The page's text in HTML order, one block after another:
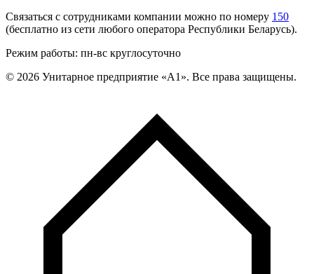
Связаться с сотрудниками компании можно по номеру 150
(бесплатно из сети любого оператора Республики Беларусь).
Режим работы: пн-вс круглосуточно
© 2026 Унитарное предприятие «А1». Все права защищены.